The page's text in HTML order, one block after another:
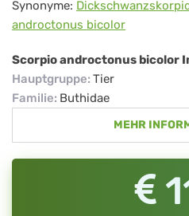
androctonus
bicolor
Synonyme:
androctonus bicolor
Scorpio androctonus bicolor
Hauptgruppe: Tier
Familie: Buthidae
MEHR